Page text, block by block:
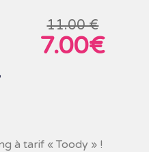
11.00 €
7.00€
à tarif « Toody » !